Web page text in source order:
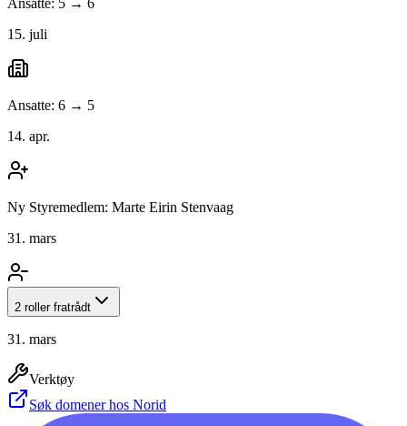
Ansatte: 5 → 6
15. juli
Ansatte: 6 → 5
14. apr.
Ny Styremedlem: Marte Eirin Stenvaag
31. mars
2 roller fratrådt
31. mars
Verktøy
Søk domener hos Norid